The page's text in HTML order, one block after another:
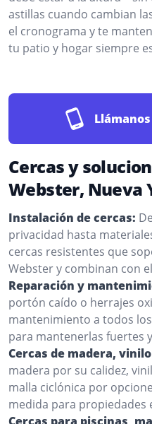
astillas cuando cambian
el cronograma y te
tu patio y hogar siempre
Cercas y
Webster, Nueva
Instalación de cercas:
privacidad hasta
cercas resistentes que
Webster y combinan con
Reparación y
portón caído o herrajes
mantenimiento a todos
para mantenerlas fuertes
Cercas de madera,
madera por su calidez,
malla ciclónica por
medida para propiedades